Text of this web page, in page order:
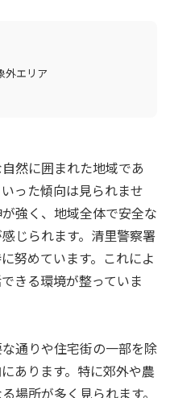
外エリア
然に囲まれた地域であ
った傾向は見られませ
強く、地域全体で安全な
じられます。清里警察署
努めています。これによ
きる環境が整っていま
通りや住宅街の一部を除
あります。特に郊外や農
場所が多く見られます。